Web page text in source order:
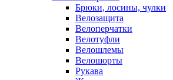
Брюки, лосины, чулки
Велозащита
Велоперчатки
Велотуфли
Велошлемы
Велошорты
Рукава